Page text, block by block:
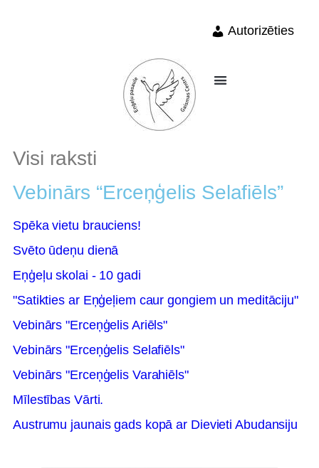
Autorizēties
Visi raksti
Vebinārs “Erceņģelis Selafiēls”
Spēka vietu brauciens!
Svēto ūdeņu dienā
Eņģeļu skolai - 10 gadi
"Satikties ar Eņģeļiem caur gongiem un meditāciju"
Vebinārs "Erceņģelis Ariēls"
Vebinārs "Erceņģelis Selafiēls"
Vebinārs "Erceņģelis Varahiēls"
Mīlestības Vārti.
Austrumu jaunais gads kopā ar Dievieti Abudansiju